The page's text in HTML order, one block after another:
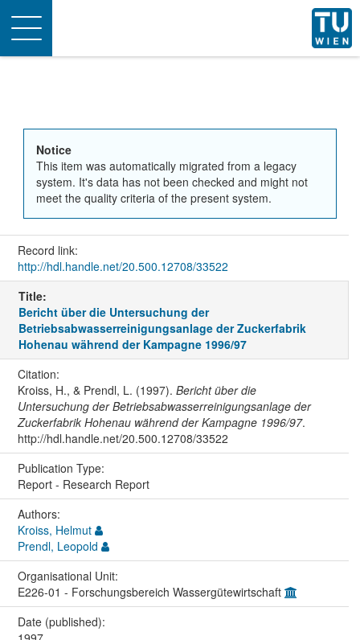
Toggle
navigation
Notice
This item was automatically migrated from a legacy
system. It's data has not been checked and might not
meet the quality criteria of the present system.
Record link:
http://hdl.handle.net/20.500.12708/33522
Title:
Bericht über die Untersuchung der
Betriebsabwasserreinigungsanlage der Zuckerfabrik
Hohenau während der Kampagne 1996/97
Citation:
Kroiss, H., & Prendl, L. (1997). Bericht über die
Untersuchung der Betriebsabwasserreinigungsanlage der
Zuckerfabrik Hohenau während der Kampagne 1996/97.
http://hdl.handle.net/20.500.12708/33522
Publication Type:
Report - Research Report
Authors:
Kroiss, Helmut
Prendl, Leopold
Organisational Unit:
E226-01 - Forschungsbereich Wassergütewirtschaft
Date (published):